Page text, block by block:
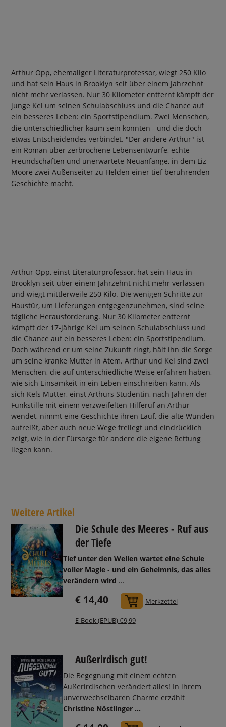
Arthur Opp, ehemaliger Literaturprofessor, wiegt 250 Kilo
und hat sein Haus in Brooklyn seit über einem Jahrzehnt
nicht mehr verlassen. Nur 30 Kilometer entfernt kämpft der
junge Kel um seinen Schulabschluss und die Chance auf
ein besseres Leben: ein Sportstipendium. Zwei Menschen,
die unterschiedlicher kaum sein könnten - und die doch
etwas Entscheidendes verbindet. "Der andere Arthur" ist
ein Roman über zerbrochene Lebensentwürfe, echte
Freundschaften und unerwartete Neuanfänge, in dem Liz
Moore zwei Außenseiter zu Helden einer tief berührenden
Geschichte macht.
Arthur Opp, einst Literaturprofessor, hat sein Haus in
Brooklyn seit über einem Jahrzehnt nicht mehr verlassen
und wiegt mittlerweile 250 Kilo. Die wenigen Schritte zur
Haustür, um Lieferungen entgegenzunehmen, sind seine
tägliche Herausforderung. Nur 30 Kilometer entfernt
kämpft der 17-jährige Kel um seinen Schulabschluss und
die Chance auf ein besseres Leben: ein Sportstipendium.
Doch während er um seine Zukunft ringt, hält ihn die Sorge
um seine kranke Mutter in Atem. Arthur und Kel sind zwei
Menschen, die auf unterschiedliche Weise erfahren haben,
wie sich Einsamkeit in ein Leben einschreiben kann. Als
sich Kels Mutter, einst Arthurs Studentin, nach Jahren der
Funkstille mit einem verzweifelten Hilferuf an Arthur
wendet, nimmt eine Geschichte ihren Lauf, die alte Wunden
aufreißt, aber auch neue Wege freilegt und eindrücklich
zeigt, wie in der Fürsorge für andere die eigene Rettung
liegen kann.
Weitere Artikel
Die Schule des Meeres - Ruf aus
der Tiefe
Tief unter den Wellen wartet eine Schule
voller Magie - und ein Geheimnis, das alles
verändern wird ...
€ 14,40 In den Warenkorb
Merkzettel
E-Book (EPUB) €9,99
Außerirdisch gut!
Die Begegnung mit einem echten
Außerirdischen verändert alles! In ihrem
unverwechselbaren Charme erzählt
Christine Nöstlinger ...